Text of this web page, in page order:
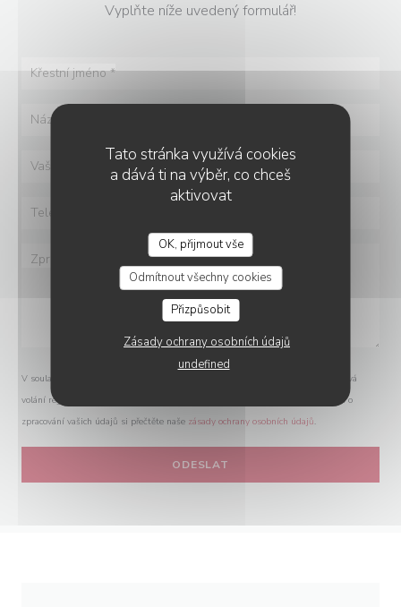
Tato stránka využívá cookies
a dává ti na výběr, co chceš
aktivovat
OK, přijmout vše
Odmítnout všechny cookies
Přizpůsobit
Zásady ochrany osobních údajů
undefined
Vyplňte níže uvedený formulář!
V souladu se zákonem o ochraně spotřebitele máte právo odmítnout marketingová
volání registrací v Robinsonově seznamu:
. Pro více informací o
zpracování vašich údajů si přečtěte naše zásady ochrany osobních údajů.